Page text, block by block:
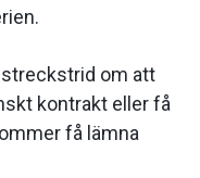
streckstrid om att
kontrakt eller få
få lämna